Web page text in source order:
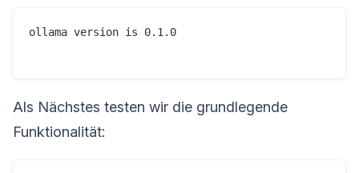
ollama version is 0.1.0
Als Nächstes testen wir die grundlegende
Funktionalität: